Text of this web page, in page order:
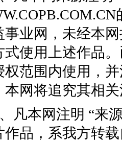
事业网，未经本
式使用上述作品
权范围内使用，
本网将追究其相
凡本网注明 “来
作品，系我方转